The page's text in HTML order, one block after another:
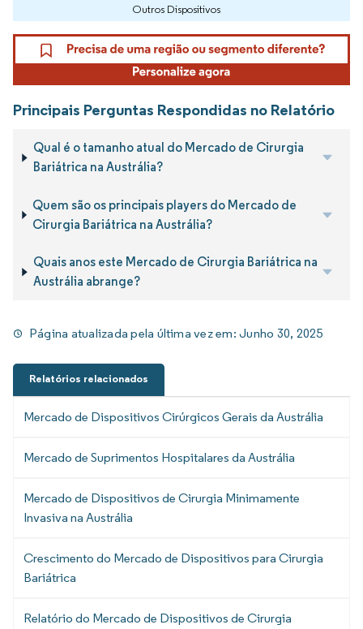
Outros Dispositivos
Principais Perguntas Respondidas no Relatório
Qual é o tamanho atual do Mercado de Cirurgia
Bariátrica na Austrália?
Quem são os principais players do Mercado de
Cirurgia Bariátrica na Austrália?
Quais anos este Mercado de Cirurgia Bariátrica na
Austrália abrange?
Página atualizada pela última vez em:Junho 30, 2025
Relatórios relacionados
Mercado de Dispositivos Cirúrgicos Gerais da Austrália
Mercado de Suprimentos Hospitalares da Austrália
Mercado de Dispositivos de Cirurgia Minimamente
Invasiva na Austrália
Crescimento do Mercado de Dispositivos para Cirurgia
Bariátrica
Relatório do Mercado de Dispositivos de Cirurgia